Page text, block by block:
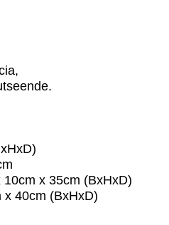
,
x 35cm (BxHxD)
x 40cm (BxHxD)